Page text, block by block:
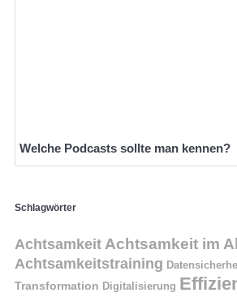
Welche Podcasts sollte man kennen?
Schlagwörter
Achtsamkeit Achtsamkeit im
Achtsamkeitstraining
Transformation Digitalisierung